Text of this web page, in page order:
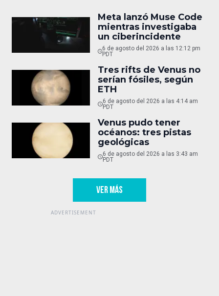
Meta lanzó Muse Code
mientras investigaba
un ciberincidente
6 de agosto del 2026 a las 12:12 pm
PDT
Tres rifts de Venus no
serían fósiles, según
ETH
6 de agosto del 2026 a las 4:14 am
PDT
Venus pudo tener
océanos: tres pistas
geológicas
6 de agosto del 2026 a las 3:43 am
PDT
VER MÁS